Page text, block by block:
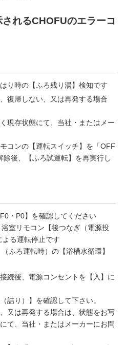
れるCHOFUのエラーコ
り時の【ふろ残り湯】検知です
復帰しない、又は再発する場合
現存状態にて、当社・またはメー
コンの【運転スイッチ】を「OFF
除後、【ふろ試運転】を再実行し
・P0】を確認してください
室リモコン【後つなぎ（電源投
よる運転停止です
ふろ運転時）の【浴槽水循環】
続後、電源コンセントを【入】に
詰り）】を確認して下さい。
又は再発する場合は、状態をお写
て、当社・またはメーカーにお問